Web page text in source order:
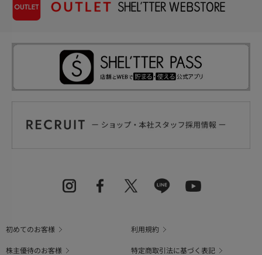
初めてのお客様
利用規約
株主優待のお客様
特定商取引法に基づく表記